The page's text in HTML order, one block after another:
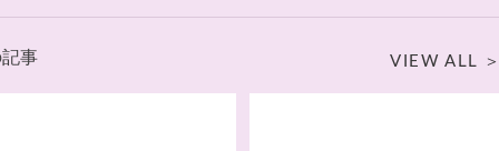
事 VIEW ALL